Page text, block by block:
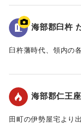
｜固有コード:00109006
海部郡臼杵
臼杵藩時代、領内の
り・・・・・・たい
いました。これは、
る者は、誰であろう
でした。また、夜間
海部郡仁王座
田町の伊勢屋宅より